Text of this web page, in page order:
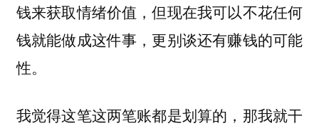
钱来获取情绪价值，但现在我可以不花任何
钱就能做成这件事，更别谈还有赚钱的可能
性。
我觉得这笔这两笔账都是划算的，那我就干